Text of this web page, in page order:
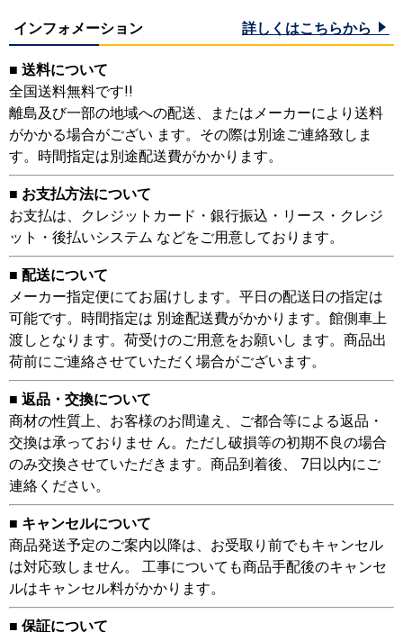
インフォメーション 詳しくはこちらから
■ 送料について
全国送料無料です!!
離島及び一部の地域への配送、またはメーカーにより送料
がかかる場合がござい ます。その際は別途ご連絡致しま
す。時間指定は別途配送費がかかります。
■ お支払方法について
お支払は、クレジットカード・銀行振込・リース・クレジ
ット・後払いシステム などをご用意しております。
■ 配送について
メーカー指定便にてお届けします。平日の配送日の指定は
可能です。時間指定は 別途配送費がかかります。館側車上
渡しとなります。荷受けのご用意をお願いし ます。商品出
荷前にご連絡させていただく場合がございます。
■ 返品・交換について
商材の性質上、お客様のお間違え、ご都合等による返品・
交換は承っておりませ ん。ただし破損等の初期不良の場合
のみ交換させていただきます。商品到着後、 7日以内にご
連絡ください。
■ キャンセルについて
商品発送予定のご案内以降は、お受取り前でもキャンセル
は対応致しません。 工事についても商品手配後のキャンセ
ルはキャンセル料がかかります。
■ 保証について